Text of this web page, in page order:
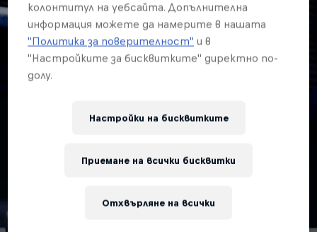
колонтитул на уебсайта. Допълнителна
информация можете да намерите в нашата
"Политика за поверителност" и в
"Настройките за бисквитките" директно по-
долу.
Настройки на бисквитките
Отхвърляне на всички
Приемане на всички бисквитки